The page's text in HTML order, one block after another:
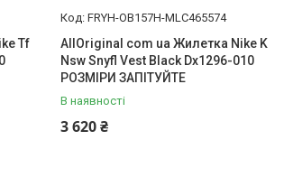
Tf
FRYH-OB157H-MLC465574
AllOriginal com ua Жилетка Nike K
Nsw Snyfl Vest Black Dx1296-010
РОЗМІРИ ЗАПІТУЙТЕ
В наявності
3 620 ₴